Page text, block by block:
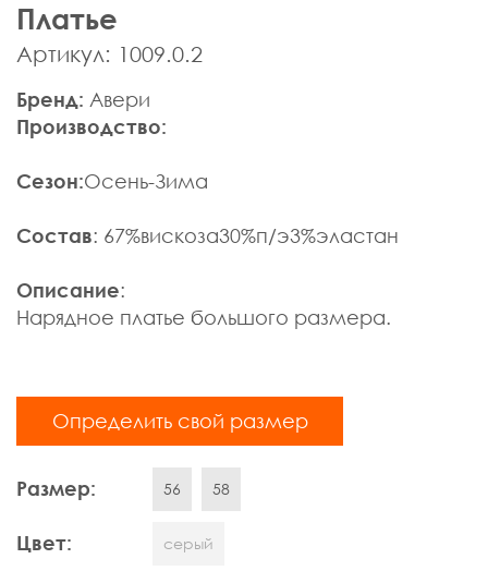
Джемпера, Жилеты
Джинсы, Слаксы
Жакеты, Жилеты
Кардиганы
Нижнее белье
Поло
Ремни
Рубашки
Спортивная одежда
Шарфы
Шорты
Контакты
Платье
Артикул: 1009.0.2
Бренд: Авери
Производство:
Сезон:Осень-Зима
Состав: 67%вискоза30%п/э3%эластан
Описание:
Нарядное платье большого размера.
Определить свой размер
Размер: 56 58
Цвет: серый